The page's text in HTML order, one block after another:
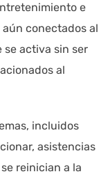
e
conectados al
se activa sin ser
al
incluidos
asistencias
reinician a la